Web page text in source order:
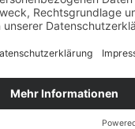
5-8. „Wir hoffen aber,
Denn vielfach
Klasse auf“, berichtet
tätig werden